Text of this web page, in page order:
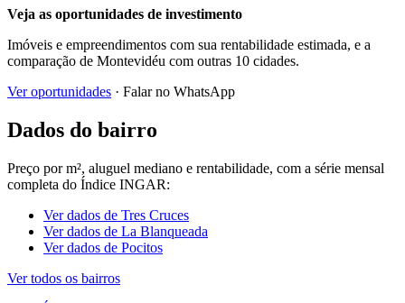
Veja as oportunidades de investimento
Imóveis e empreendimentos com sua rentabilidade estimada, e a
comparação de Montevidéu com outras 10 cidades.
Ver oportunidades · Falar no WhatsApp
Dados do bairro
Preço por m², aluguel mediano e rentabilidade, com a série mensal
completa do Índice INGAR:
Ver dados de Tres Cruces
Ver dados de La Blanqueada
Ver dados de Pocitos
Ver todos os bairros